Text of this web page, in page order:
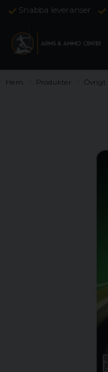
Snabba leveranser
Hem Produkter Övrigt